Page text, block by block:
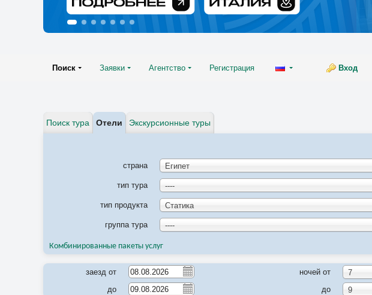
Поиск Заявки Агентство Регистрация Вход
Поиск тура Отели Экскурсионные туры
страна Египет
тип тура ----
тип продукта Статика
группа тура ----
Комбинированные пакеты услуг
заезд от ночей от
7
до
до 9